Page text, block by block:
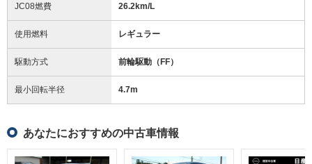
JC08燃費 26.2km/L
使用燃料 レギュラー
駆動方式 前輪駆動（FF）
最小回転半径 4.7m
あなたにおすすめの中古車情報